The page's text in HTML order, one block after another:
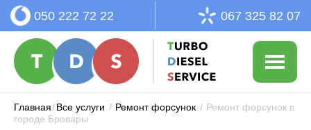
050 222 72 22 067 325 82 07
Главная/Все услуги / Ремонт форсунок / Ремонт форсунок в
городе Бровары